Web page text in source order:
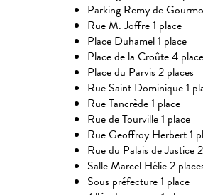
Parking Remy de
Rue M. Joffre 1 place
Place Duhamel 1 place
Place de la Croûte 4
Place du Parvis 2 places
Rue Saint Dominique 1
Rue Tancrède 1 place
Rue de Tourville 1 place
Rue Geoffroy Herbert 1
Rue du Palais de Justice
Salle Marcel Hélie 2
Sous préfecture 1 place